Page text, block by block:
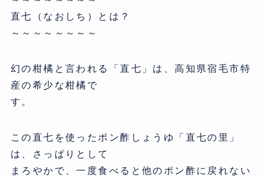
直七（なおしち）とは？
～～～～～～～～
幻の柑橘と言われる「直七」は、高知県宿毛市特
産の希少な柑橘で
す。
この直七を使ったポン酢しょうゆ「直七の里」
は、さっぱりとして
まろやかで、一度食べると他のポン酢に戻れない